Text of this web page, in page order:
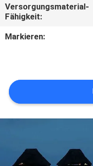
NACHRICHTEN
FORDERN
SIE
Versorgungsmaterial-
Fähigkeit:
Markieren: